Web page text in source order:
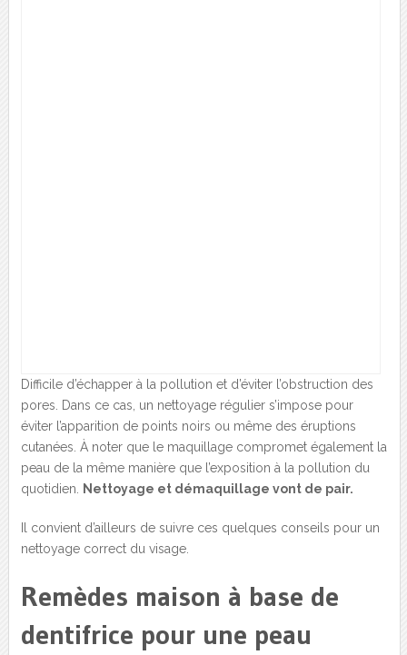
Difficile d’échapper à la pollution et d’éviter l’obstruction des
pores. Dans ce cas, un nettoyage régulier s’impose pour
éviter l’apparition de points noirs ou même des éruptions
cutanées. À noter que le maquillage compromet également la
peau de la même manière que l’exposition à la pollution du
quotidien. Nettoyage et démaquillage vont de pair.
Il convient d’ailleurs de suivre ces quelques conseils pour un
nettoyage correct du visage.
Remèdes maison à base de
dentifrice pour une peau